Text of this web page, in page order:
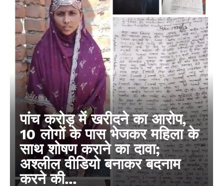
पांच करोड़ में खरीदने का आरोप,
10 लोगों के पास भेजकर महिला के
साथ शोषण कराने का दावा;
अश्लील वीडियो बनाकर बदनाम
करने की...